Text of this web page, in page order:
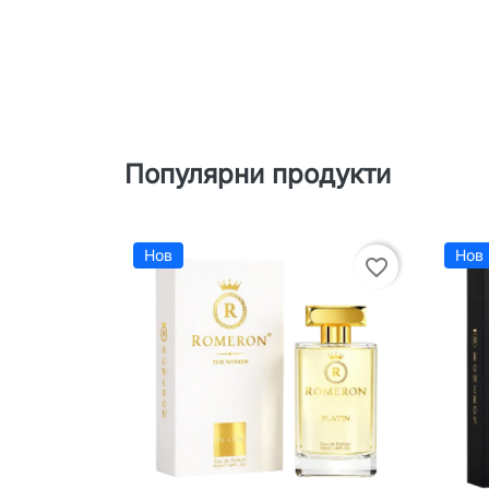
Популярни продукти
Нов favorite_border Нов